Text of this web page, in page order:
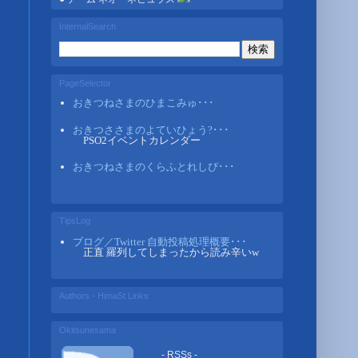
InternalSearch
PageSelector
おきつねさまのひまこみゅ･･･
おきつささまのよていひょう?･･･
PSO2イベントカレンダー
おきつねさまのくらふとれしぴ･･･
TipsLog
ブログ／Twitter 自動投稿処理概要･･･
正直 羅列してしまったから読み辛いw
Authors - HimaSt Links
Okitsunesama
- RSSs -